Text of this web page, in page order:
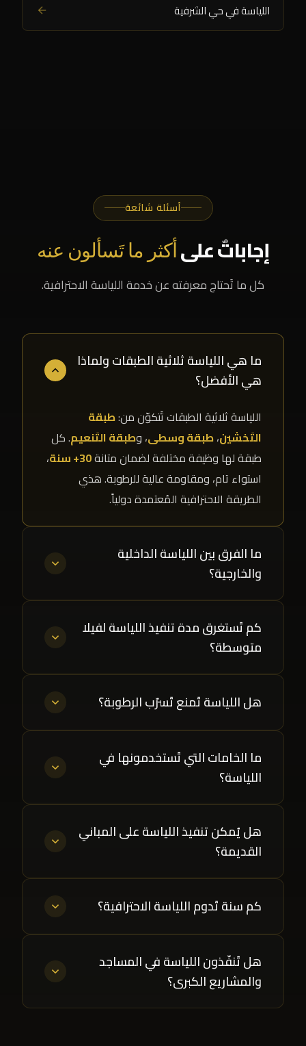
اللياسة في حي الشرفية
أسئلة شائعة
إجاباتٌ على أكثر ما تَسألون عنه
كل ما تَحتاج معرفته عن خدمة اللياسة الاحترافية.
ما هي اللياسة ثلاثية الطبقات ولماذا
هي الأفضل؟
اللياسة ثلاثية الطبقات تَتكوّن من:طبقة
التَخشين،طبقة وسطى، وطبقة التَنعيم. كل
طبقة لها وظيفة مختلفة لضمان متانة30+ سنة
،
استواء تام، ومقاومة عالية للرطوبة. هذي
الطريقة الاحترافية المُعتمدة دولياً.
ما الفرق بين اللياسة الداخلية
والخارجية؟
كم تَستغرق مدة تنفيذ اللياسة لفيلا
متوسطة؟
هل اللياسة تَمنع تَسرّب الرطوبة؟
ما الخامات التي تَستخدمونها في
اللياسة؟
هل يُمكن تنفيذ اللياسة على المباني
القديمة؟
كم سنة تَدوم اللياسة الاحترافية؟
هل تَنفّذون اللياسة في المساجد
والمشاريع الكبرى؟